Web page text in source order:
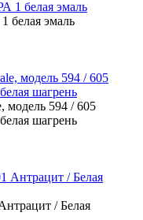
белая эмаль
модель 594 / 605
шагрень
/ Белая